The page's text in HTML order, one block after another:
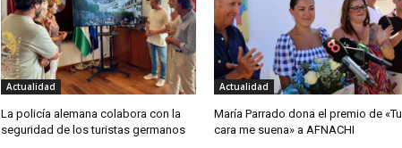
Actualidad
La policía alemana colabora con la
seguridad de los turistas germanos
Actualidad
María Parrado dona el premio de «Tu
cara me suena» a AFNACHI